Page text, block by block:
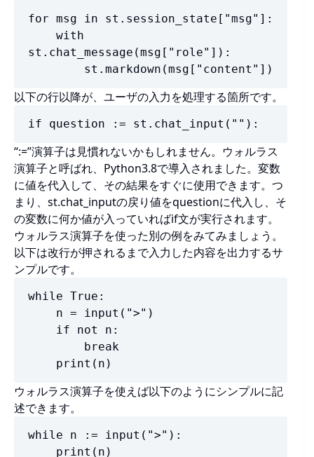
for msg in st.session_state["msg"]:
st.chat_message(msg["role"]):
        st.markdown(msg["content"])
以下の行以降が、ユーザの入力を処理する箇所です。
if question := st.chat_input(""):
“:=”演算子は見慣れないかもしれません。ウォルラス
演算子と呼ばれ、Python3.8で導入されました。変数
に値を代入して、その結果をすぐに使用できます。つ
まり、st.chat_inputの戻り値をquestionに代入し、そ
の変数に何か値が入っていればif文が実行されます。
ウォルラス演算子を使った別の例をみてみましょう。
以下は改行が押されるまで入力した内容を出力するサ
ンプルです。
while True:
    print(n)
ウォルラス演算子を使えば以下のようにシンプルに記
述できます。
while n := input(">"):
    print(n)